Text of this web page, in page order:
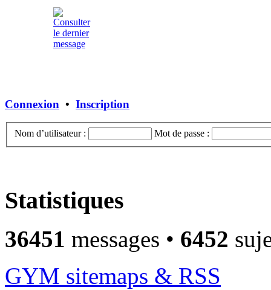
Connexion • Inscription
Nom d’utilisateur : Mot de passe :
Statistiques
36451 messages • 6452
GYM sitemaps & RSS